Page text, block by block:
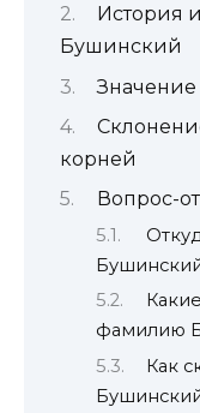
История
Бушинский
корней
Вопрос-
фамилию
Как